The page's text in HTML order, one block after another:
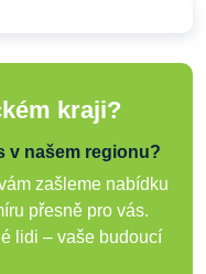
kraji?
v našem regionu?
zašleme nabídku
přesně pro vás.
lidi – vaše budoucí